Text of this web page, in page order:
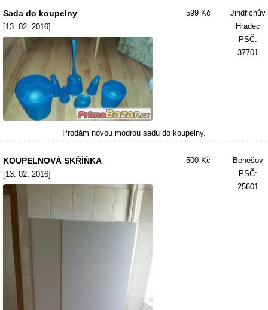
Sada do koupelny
[13. 02. 2016]
599 Kč
Jindřichův
Hradec
PSČ:
37701
Prodám novou modrou sadu do koupelny.
KOUPELNOVÁ SKŘÍŃKA
[13. 02. 2016]
500 Kč
Benešov
PSČ:
25601